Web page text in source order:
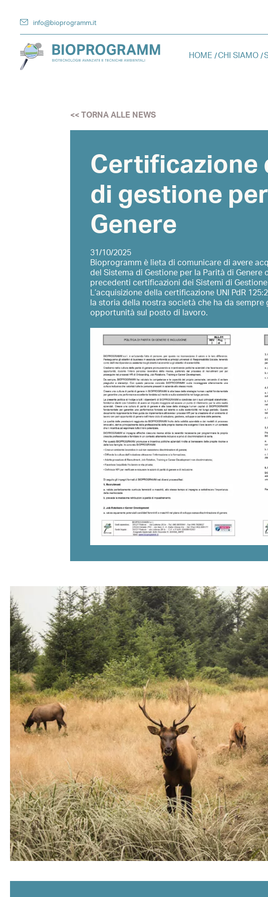
info@bioprogramm.it
HOME CHI SIAMO
<< TORNA ALLE NEWS
Certificazione
di gestione
Genere
31/10/2025
Bioprogramm è lieta di comunicare di avere
del Sistema di Gestione per la Parità di
precedenti certificazioni dei Sistemi di Gestione
L’acquisizione della certificazione UNI PdR
la storia della nostra società che ha da
opportunità sul posto di lavoro.